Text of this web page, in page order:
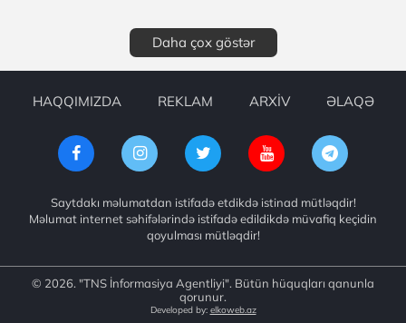
Daha çox göstər
HAQQIMIZDA REKLAM ARXİV ƏLAQƏ
Saytdakı məlumatdan istifadə etdikdə istinad mütləqdir!
Məlumat internet səhifələrində istifadə edildikdə müvafiq keçidin
qoyulması mütləqdir!
© 2026. "TNS İnformasiya Agentliyi". Bütün hüquqları qanunla
qorunur.
Developed by: elkoweb.az